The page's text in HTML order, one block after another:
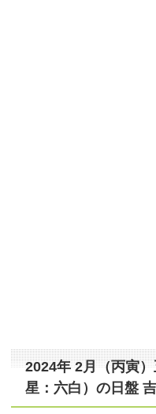
2024年 2月（丙寅
星：六白）の日盤